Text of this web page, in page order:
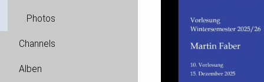
Photos
Channels
Alben